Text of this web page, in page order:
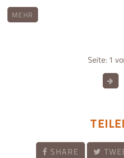
MEHR
Seite: 1
SHARE